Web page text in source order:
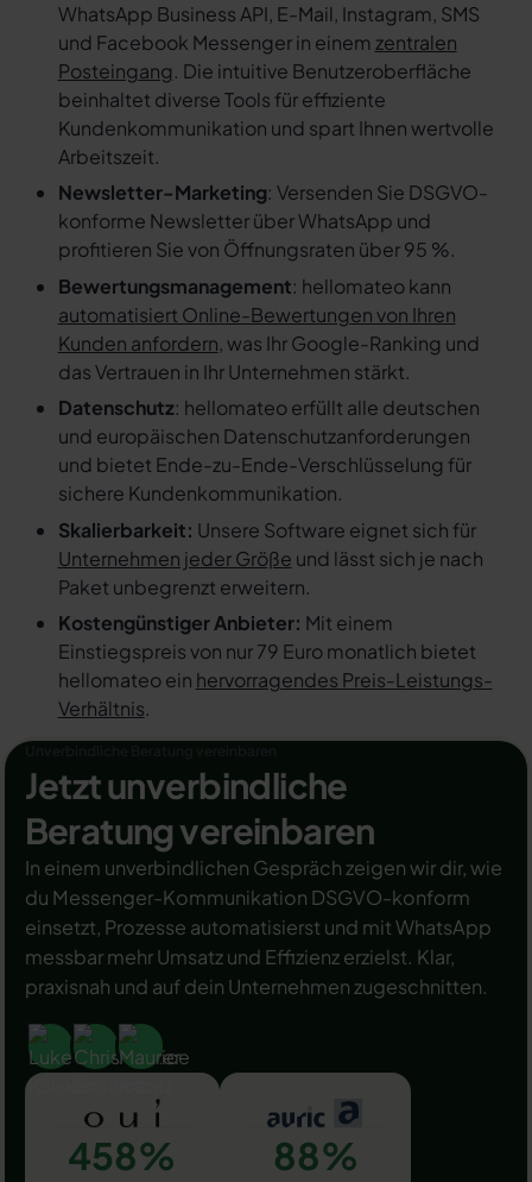
WhatsApp Business API, E-Mail, Instagram, SMS
und Facebook Messenger in einem zentralen
Posteingang. Die intuitive Benutzeroberfläche
beinhaltet diverse Tools für effiziente
Kundenkommunikation und spart Ihnen wertvolle
Arbeitszeit.
Newsletter-Marketing: Versenden Sie DSGVO-
konforme Newsletter über WhatsApp und
profitieren Sie von Öffnungsraten über 95 %.
Bewertungsmanagement: hellomateo kann
automatisiert Online-Bewertungen von Ihren
Kunden anfordern, was Ihr Google-Ranking und
das Vertrauen in Ihr Unternehmen stärkt.
Datenschutz: hellomateo erfüllt alle deutschen
und europäischen Datenschutzanforderungen
und bietet Ende-zu-Ende-Verschlüsselung für
sichere Kundenkommunikation.
Skalierbarkeit: Unsere Software eignet sich für
Unternehmen jeder Größe und lässt sich je nach
Paket unbegrenzt erweitern.
Kostengünstiger Anbieter: Mit einem
Einstiegspreis von nur 79 Euro monatlich bietet
hellomateo ein hervorragendes Preis-Leistungs-
Verhältnis.
Jetzt unverbindliche
Beratung vereinbaren
In einem unverbindlichen Gespräch zeigen wir dir, wie
du Messenger-Kommunikation DSGVO-konform
einsetzt, Prozesse automatisierst und mit WhatsApp
messbar mehr Umsatz und Effizienz erzielst. Klar,
praxisnah und auf dein Unternehmen zugeschnitten.
458% 88%